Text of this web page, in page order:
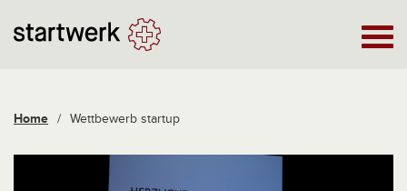
Home / Wettbewerb startup